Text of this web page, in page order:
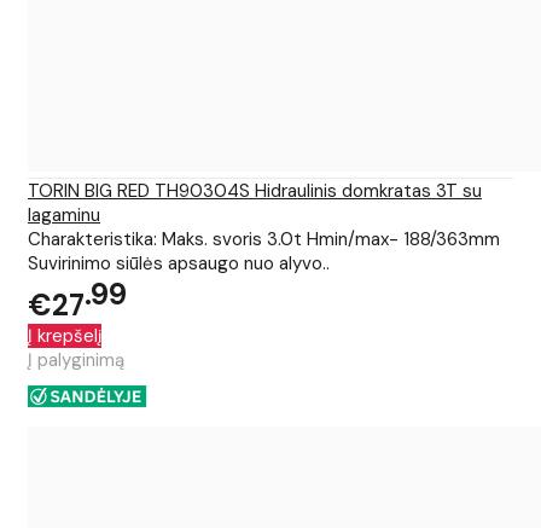
TORIN BIG RED TH90304S Hidraulinis domkratas 3T su
lagaminu
Charakteristika: Maks. svoris 3.0t Hmin/max- 188/363mm
Suvirinimo siūlės apsaugo nuo alyvo..
€27 99
Į krepšelį
Į palyginimą